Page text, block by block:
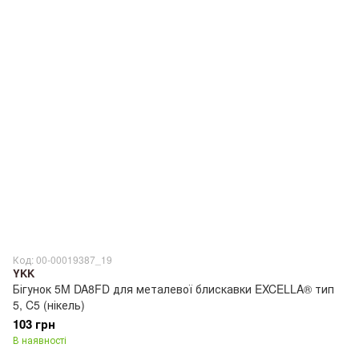
Код: 00-00019387_19
YKK
Бігунок 5M DA8FD для металевої блискавки EXCELLA® тип
5, C5 (нікель)
103 грн
В наявності